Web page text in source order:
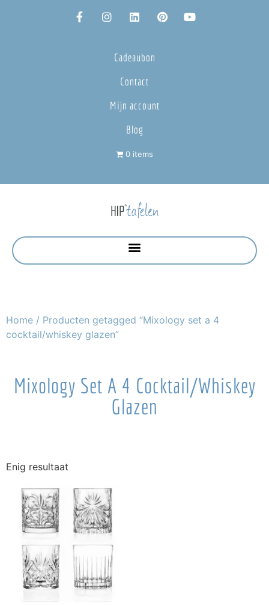
Cadeaubon
Contact
Mijn account
Blog
0 items
Home / Producten getagged “Mixology set a 4
cocktail/whiskey glazen”
Mixology Set A 4 Cocktail/whiskey
Glazen
Enig resultaat